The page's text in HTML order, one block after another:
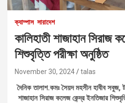
ক্যাম্পাস সারাদেশ
কালিহাতী শাজাহান সিরাজ
শিশুবৃত্তি পরীক্ষা অনুষ্ঠিত
November 30, 2024 talas
দৈনিক তালাশ.কমঃ সৈয়দ মহসীন হাবীব সবুজ,
শাজাহান সিরাজ কলেজ কেন্দ্র ইনতিজার